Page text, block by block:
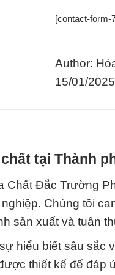
[contact-form-
Author:
15/01/2025
tại Thành
Chất Đắc Trường
Chúng tôi
sản xuất và tuân
hiểu biết sâu sắc
thiết kế để đáp